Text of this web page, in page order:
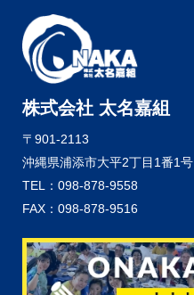
株式会社 太名嘉組
〒901-2113
沖縄県浦添市大平2丁目1番1号
TEL：098-878-9558
FAX：098-878-9516